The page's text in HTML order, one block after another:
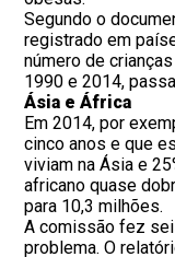
Segundo o
registrado em
número de
1990 e 2014,
Ásia e África
Em 2014, por
cinco anos e que
viviam na Ásia e
africano quase
para 10,3 milhões.
A comissão fez
problema. O